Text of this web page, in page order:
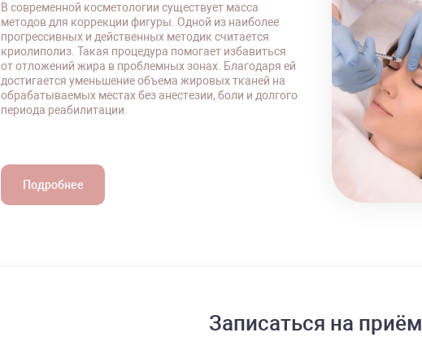
В современной косметологии существует масса
методов для коррекции фигуры. Одной из наиболее
прогрессивных и действенных методик считается
криолиполиз. Такая процедура помогает избавиться
от отложений жира в проблемных зонах. Благодаря ей
достигается уменьшение объема жировых тканей на
обрабатываемых местах без анестезии, боли и долгого
периода реабилитации.
Подробнее
Записаться на приём